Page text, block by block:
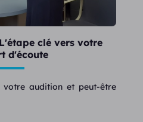
clé vers votre
d'écoute
votre audition et peut-être